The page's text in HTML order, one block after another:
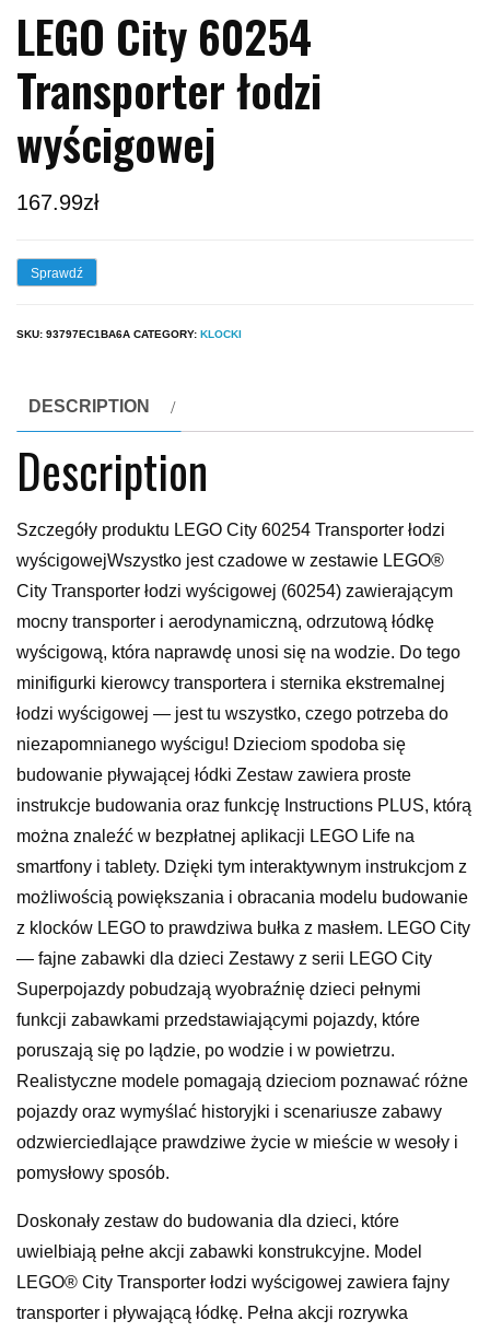
LEGO City 60254
Transporter łodzi
wyścigowej
167.99zł
Sprawdź
SKU: 93797EC1BA6A CATEGORY: KLOCKI
DESCRIPTION
Description
Szczegóły produktu LEGO City 60254 Transporter łodzi
wyścigowejWszystko jest czadowe w zestawie LEGO®
City Transporter łodzi wyścigowej (60254) zawierającym
mocny transporter i aerodynamiczną, odrzutową łódkę
wyścigową, która naprawdę unosi się na wodzie. Do tego
minifigurki kierowcy transportera i sternika ekstremalnej
łodzi wyścigowej — jest tu wszystko, czego potrzeba do
niezapomnianego wyścigu! Dzieciom spodoba się
budowanie pływającej łódki Zestaw zawiera proste
instrukcje budowania oraz funkcję Instructions PLUS, którą
można znaleźć w bezpłatnej aplikacji LEGO Life na
smartfony i tablety. Dzięki tym interaktywnym instrukcjom z
możliwością powiększania i obracania modelu budowanie
z klocków LEGO to prawdziwa bułka z masłem. LEGO City
— fajne zabawki dla dzieci Zestawy z serii LEGO City
Superpojazdy pobudzają wyobraźnię dzieci pełnymi
funkcji zabawkami przedstawiającymi pojazdy, które
poruszają się po lądzie, po wodzie i w powietrzu.
Realistyczne modele pomagają dzieciom poznawać różne
pojazdy oraz wymyślać historyjki i scenariusze zabawy
odzwierciedlające prawdziwe życie w mieście w wesoły i
pomysłowy sposób.
Doskonały zestaw do budowania dla dzieci, które
uwielbiają pełne akcji zabawki konstrukcyjne. Model
LEGO® City Transporter łodzi wyścigowej zawiera fajny
transporter i pływającą łódkę. Pełna akcji rozrywka